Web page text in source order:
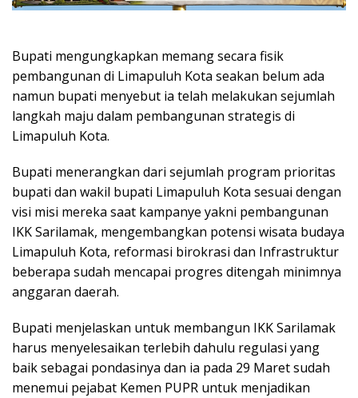
Bupati mengungkapkan memang secara fisik
pembangunan di Limapuluh Kota seakan belum ada
namun bupati menyebut ia telah melakukan sejumlah
langkah maju dalam pembangunan strategis di
Limapuluh Kota.
Bupati menerangkan dari sejumlah program prioritas
bupati dan wakil bupati Limapuluh Kota sesuai dengan
visi misi mereka saat kampanye yakni pembangunan
IKK Sarilamak, mengembangkan potensi wisata budaya
Limapuluh Kota, reformasi birokrasi dan Infrastruktur
beberapa sudah mencapai progres ditengah minimnya
anggaran daerah.
Bupati menjelaskan untuk membangun IKK Sarilamak
harus menyelesaikan terlebih dahulu regulasi yang
baik sebagai pondasinya dan ia pada 29 Maret sudah
menemui pejabat Kemen PUPR untuk menjadikan